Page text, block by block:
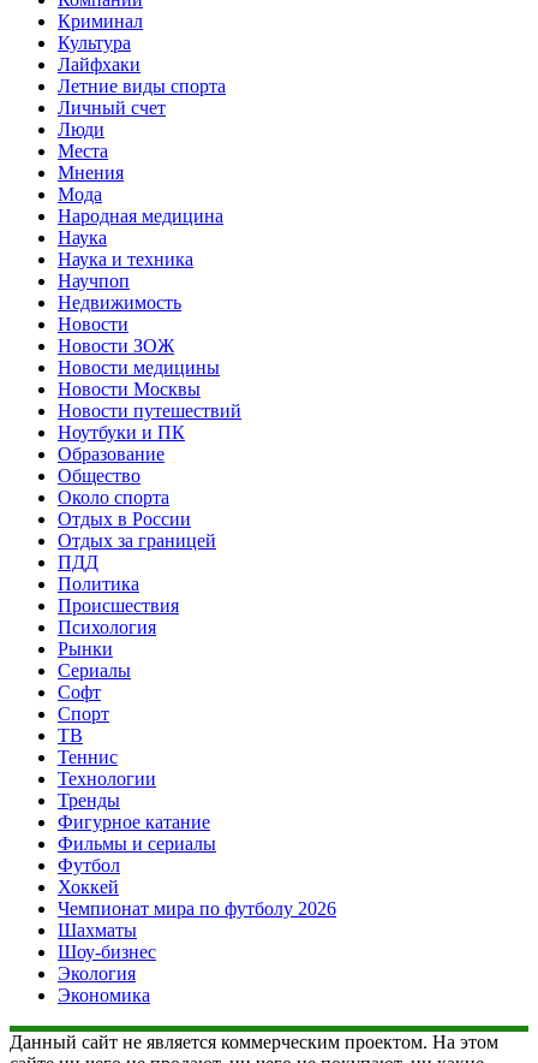
Криминал
Культура
Лайфхаки
Летние виды спорта
Личный счет
Люди
Места
Мнения
Мода
Народная медицина
Наука
Наука и техника
Научпоп
Недвижимость
Новости
Новости ЗОЖ
Новости медицины
Новости Москвы
Новости путешествий
Ноутбуки и ПК
Образование
Общество
Около спорта
Отдых в России
Отдых за границей
ПДД
Политика
Происшествия
Психология
Рынки
Сериалы
Софт
Спорт
ТВ
Теннис
Технологии
Тренды
Фигурное катание
Фильмы и сериалы
Футбол
Хоккей
Чемпионат мира по футболу 2026
Шахматы
Шоу-бизнес
Экология
Экономика
Данный сайт не является коммерческим проектом. На этом